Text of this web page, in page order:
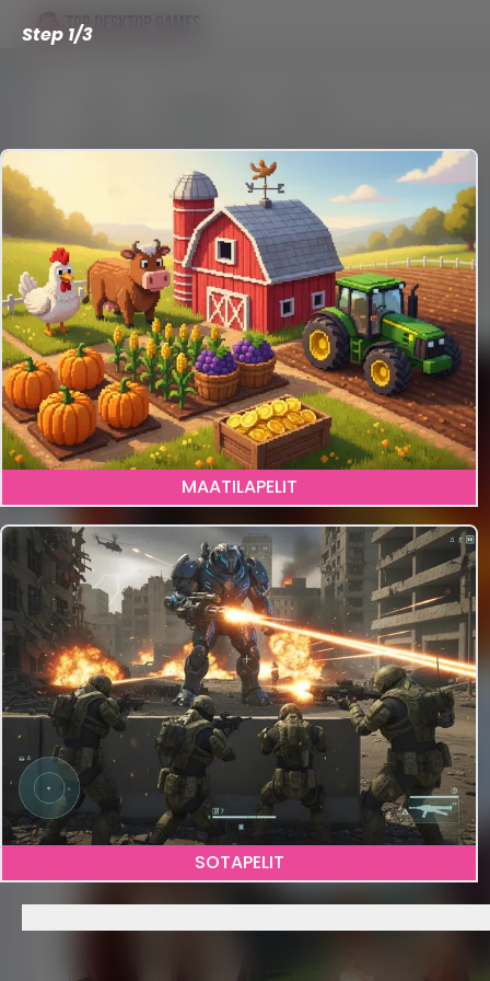
TOP DESKTOP GAMES
Parhaat ilmaiset macOS-pelit MacBook-
Macit tunnetaan ehkä tyylikkäästä
suotta aliarvioi omppukoneiden
paljon ilmaisia, laadukkaita pelejä. Löytyy
Macilla on tänään enemmän vaihtoehtoja
1
2
Step 1/3
MAATILAPELIT
SOTAPELIT